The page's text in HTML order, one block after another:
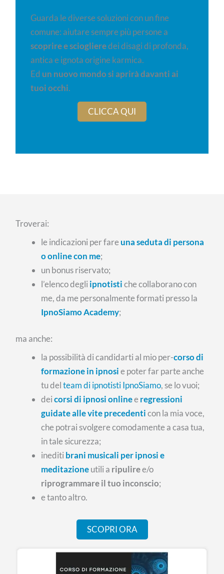
Guarda le diverse soluzioni con un fine
comune: aiutare sempre più persone a
scoprire e scioglieredei disagi di profonda,
antica e ignota origine karmica.
Ed un nuovo mondo si aprirà davanti ai
tuoi occhi.
CLICCA QUI
Troverai:
le indicazioni per fare una seduta di persona
o online con me;
un bonus riservato;
l’elenco degli ipnotistiche collaborano con
me, da me personalmente formati presso la
IpnoSiamo Academy;
ma anche:
la possibilità di candidarti al mio per-corso di
formazione in ipnosie poter far parte anche
tu delteam di ipnotisti IpnoSiamo, se lo vuoi;
deicorsi di ipnosi onlinee regressioni
guidate alle vite precedenticon la mia voce,
che potrai svolgere comodamente a casa tua,
in tale sicurezza;
inediti brani musicali per ipnosi e
meditazioneutili a ripuliree/o
riprogrammare il tuo inconscio;
e tanto altro.
SCOPRI ORA